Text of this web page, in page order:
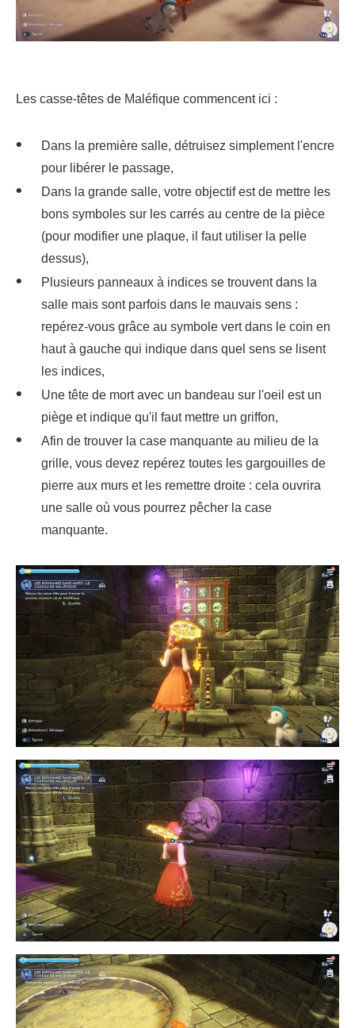
Les casse-têtes de Maléfique commencent ici :
Dans la première salle, détruisez simplement l'encre
pour libérer le passage,
Dans la grande salle, votre objectif est de mettre les
bons symboles sur les carrés au centre de la pièce
(pour modifier une plaque, il faut utiliser la pelle
dessus),
Plusieurs panneaux à indices se trouvent dans la
salle mais sont parfois dans le mauvais sens :
repérez-vous grâce au symbole vert dans le coin en
haut à gauche qui indique dans quel sens se lisent
les indices,
Une tête de mort avec un bandeau sur l'oeil est un
piège et indique qu'il faut mettre un griffon,
Afin de trouver la case manquante au milieu de la
grille, vous devez repérez toutes les gargouilles de
pierre aux murs et les remettre droite : cela ouvrira
une salle où vous pourrez pêcher la case
manquante.